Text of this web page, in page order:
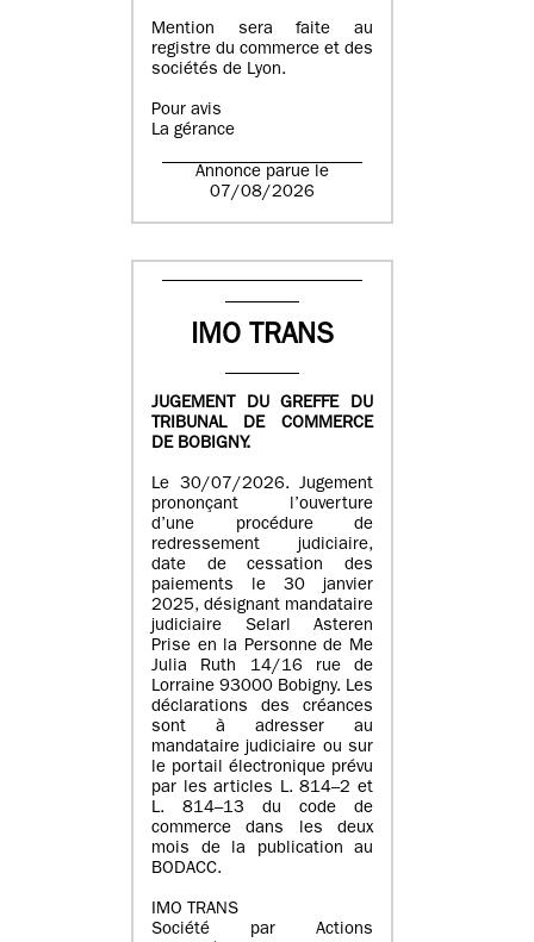
Mention sera faite au
registre du commerce et des
sociétés de Lyon.
Pour avis
La gérance
Annonce parue le
07/08/2026
IMO TRANS
JUGEMENT DU GREFFE DU
TRIBUNAL DE COMMERCE
DE BOBIGNY.
Le 30/07/2026. Jugement
prononçant l’ouverture
d’une procédure de
redressement judiciaire,
date de cessation des
paiements le 30 janvier
2025, désignant mandataire
judiciaire Selarl Asteren
Prise en la Personne de Me
Julia Ruth 14/16 rue de
Lorraine 93000 Bobigny. Les
déclarations des créances
sont à adresser au
mandataire judiciaire ou sur
le portail électronique prévu
par les articles L. 814–2 et
L. 814–13 du code de
commerce dans les deux
mois de la publication au
BODACC.
IMO TRANS
Société par Actions